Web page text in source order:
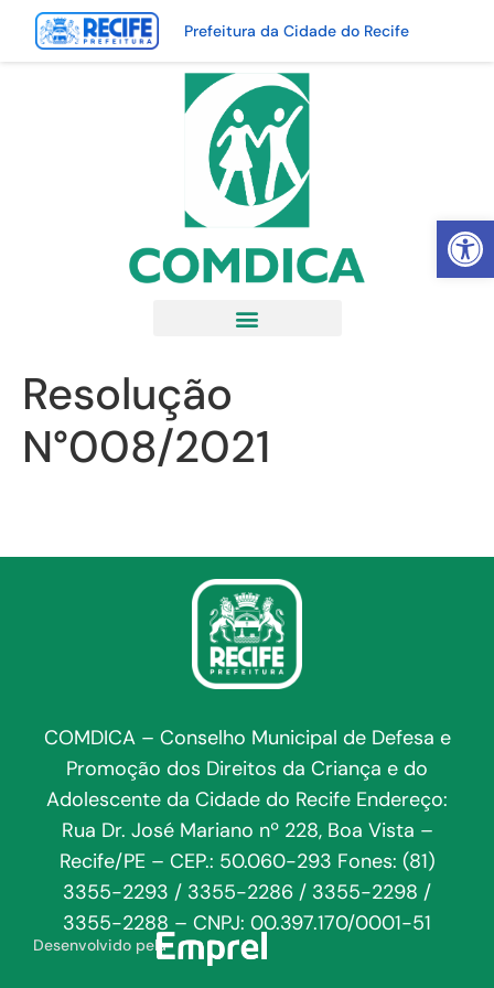
Abrir
Prefeitura da Cidade do Recife
Resolução
N°008/2021
COMDICA – Conselho Municipal de Defesa e
Promoção dos Direitos da Criança e do
Adolescente da Cidade do Recife Endereço:
Rua Dr. José Mariano nº 228, Boa Vista –
Recife/PE – CEP.: 50.060-293 Fones: (81)
3355-2293 / 3355-2286 / 3355-2298 /
3355-2288 – CNPJ: 00.397.170/0001-51
Desenvolvido pela